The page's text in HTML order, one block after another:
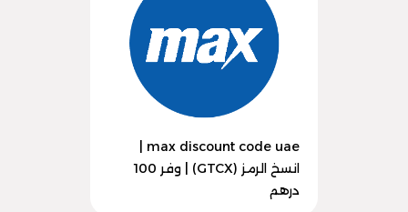
انسخ الرمز (GTCX) | وفر 100
درهم